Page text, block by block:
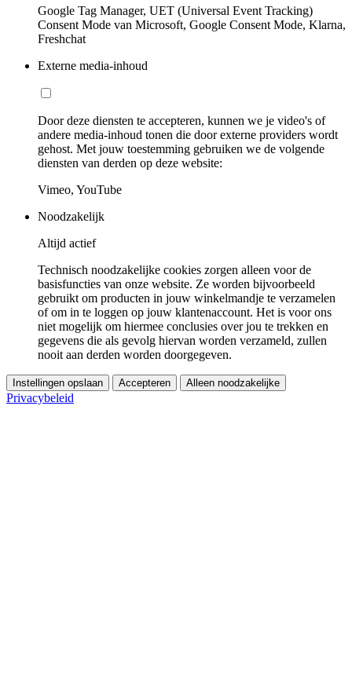
Google Tag Manager, UET (Universal Event Tracking)
Consent Mode van Microsoft, Google Consent Mode, Klarna,
Freshchat
Externe media-inhoud
Door deze diensten te accepteren, kunnen we je video's of
andere media-inhoud tonen die door externe providers wordt
gehost. Met jouw toestemming gebruiken we de volgende
diensten van derden op deze website:
Vimeo, YouTube
Noodzakelijk
Altijd actief
Technisch noodzakelijke cookies zorgen alleen voor de
basisfuncties van onze website. Ze worden bijvoorbeeld
gebruikt om producten in jouw winkelmandje te verzamelen
of om in te loggen op jouw klantenaccount. Het is voor ons
niet mogelijk om hiermee conclusies over jou te trekken en
gegevens die als gevolg hiervan worden verzameld, zullen
nooit aan derden worden doorgegeven.
Instellingen opslaan Accepteren Alleen noodzakelijke
Privacybeleid